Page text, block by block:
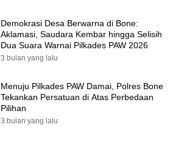
Demokrasi Desa Berwarna di Bone:
Aklamasi, Saudara Kembar hingga Selisih
Dua Suara Warnai Pilkades PAW 2026
3 bulan yang lalu
Menuju Pilkades PAW Damai, Polres Bone
Tekankan Persatuan di Atas Perbedaan
Pilihan
3 bulan yang lalu